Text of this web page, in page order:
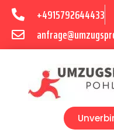
+4915792644433